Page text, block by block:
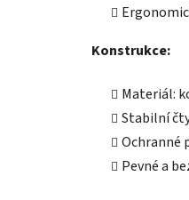
Konstrukce:
Materiál:
Stabilní
Ochranné
Pevné a